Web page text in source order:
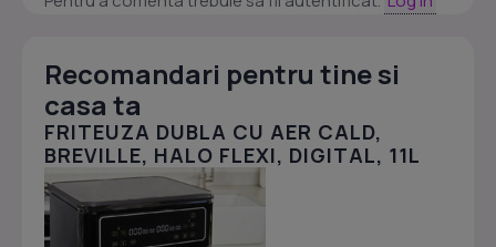
Recomandari pentru tine si
casa ta
FRITEUZA DUBLA CU AER CALD,
BREVILLE, HALO FLEXI, DIGITAL, 11L